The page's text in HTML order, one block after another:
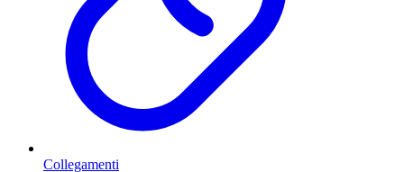
Collegamenti